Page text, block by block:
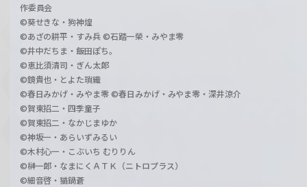
作委員会
©葵せきな・狗神煌
©あざの耕平・すみ兵 ©石踏一榮・みやま零
©井中だちま・飯田ぽち。
©恵比須清司・ぎん太郎
©鏡貴也・とよた瑣織
©春日みかげ・みやま零 ©春日みかげ・みやま零・深井涼介
©賀東招二・四季童子
©賀東招二・なかじまゆか
©神坂一・あらいずみるい
©木村心一・こぶいち むりりん
©榊一郎・なまにくＡＴＫ（ニトロプラス）
©細音啓・猫鍋蒼